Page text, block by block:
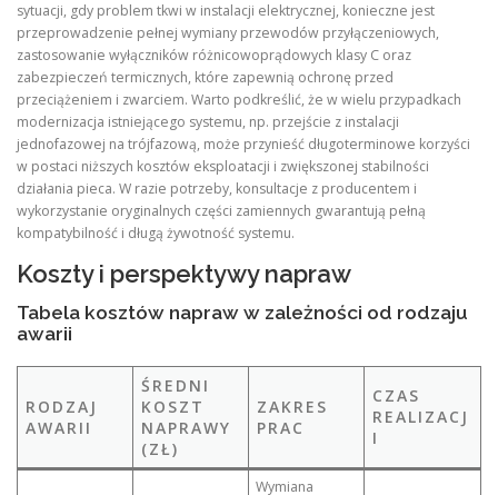
sytuacji, gdy problem tkwi w instalacji elektrycznej, konieczne jest
przeprowadzenie pełnej wymiany przewodów przyłączeniowych,
zastosowanie wyłączników różnicowoprądowych klasy C oraz
zabezpieczeń termicznych, które zapewnią ochronę przed
przeciążeniem i zwarciem. Warto podkreślić, że w wielu przypadkach
modernizacja istniejącego systemu, np. przejście z instalacji
jednofazowej na trójfazową, może przynieść długoterminowe korzyści
w postaci niższych kosztów eksploatacji i zwiększonej stabilności
działania pieca. W razie potrzeby, konsultacje z producentem i
wykorzystanie oryginalnych części zamiennych gwarantują pełną
kompatybilność i długą żywotność systemu.
Koszty i perspektywy napraw
Tabela kosztów napraw w zależności od rodzaju
awarii
RODZAJ
AWARII
ŚREDNI
KOSZT
NAPRAWY
(ZŁ)
ZAKRES
PRAC
CZAS
REALIZACJ
I
Wymiana